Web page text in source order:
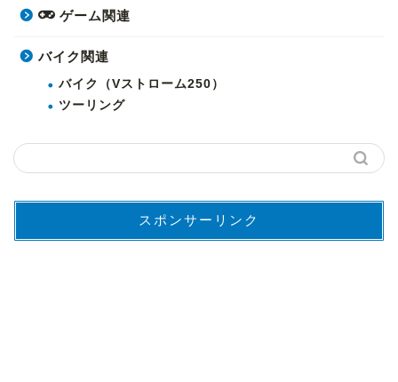
ゲーム関連
バイク関連
バイク（Vストローム250）
ツーリング
スポンサーリンク